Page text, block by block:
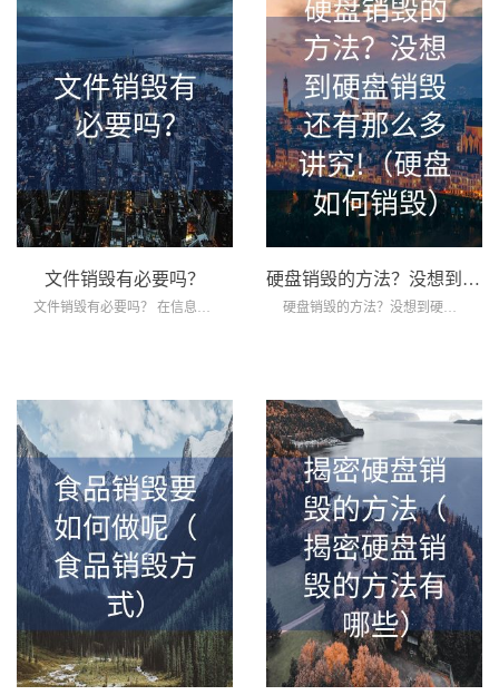
文件销毁有必要吗？ 硬盘销毁的方法？没想到硬盘销毁还有那么多讲究!（硬盘如何销毁）